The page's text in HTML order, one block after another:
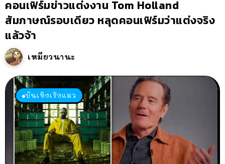
คอนเฟิร์มข่าวแต่งงาน Tom Holland
สัมภาษณ์รอบเดียว หลุดคอนเฟิร์มว่าแต่งจริง
แล้วจ้า
เหมียวนานะ
บันเทิงเริงแมว